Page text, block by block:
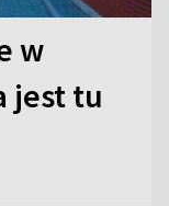
w
jest tu